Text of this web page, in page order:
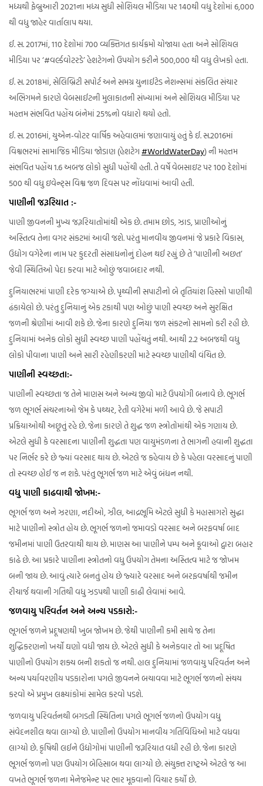
મધ્યથી ફેબ્રુઆરી 2021ના મધ્ય સુધી સોશિયલ મીડિયા પર 140થી વધુ દેશોમાં 6,000
થી વધુ જાહેર વાર્તાલાપ થયા.
ઈ. સ. 2017માં, 110 દેશોમાં 700 વ્યક્તિગત કાર્યક્રમો યોજાયા હતા અને સોશિયલ
મીડિયા પર ‘#વર્લ્ડવોટરડે’ હેશટેગનો ઉપયોગ કરીને 500,000 થી વધુ લેખકો હતા.
ઈ. સ. 2018માં, સેલિબ્રિટી સપોર્ટ અને સમગ્ર યુનાઈટેડ નેશન્સમાં સંકલિત સંચાર
અભિગમને કારણે વેબસાઈટની મુલાકાતની સંખ્યામાં અને સોશિયલ મીડિયા પર
મહત્તમ સંભવિત પહોંચ બંનેમાં 25%નો વધારો થયો હતો.
ઈ. સ. 2016માં, યુએન-વોટર વાર્ષિક અહેવાલમાં જણાવાયું હતું કે ઈ. સ.2016માં
વિશ્વભરમાં સામાજિક મીડિયા જોડાણ (હેશટેગ#WorldWaterDay) ની મહત્તમ
સંભવિત પહોંચ 1.6 અબજ લોકો સુધી પહોંચી હતી. તે વર્ષે વેબસાઇટ પર 100 દેશોમાં
500 થી વધુ ઇવેન્ટ્સ વિશ્વ જળ દિવસ પર નોંધવામાં આવી હતી.
પાણીની જરૂરિયાત :-
પાણી જીવનની મુખ્ય જરૂરિયાતોમાંથી એક છે. તમામ છોડ, ઝાડ, પ્રાણીઓનું
અસ્તિત્વ તેના વગર સંકટમાં આવી જશે. પરંતુ માનવીય જીવનમાં જે પ્રકારે વિકાસ,
ઉદ્યોગ વગેરેના નામ પર કુદરતી સંસાધનોનું દોહન થઈ રહ્યું છે તે ‘પાણીની અછત’
જેવી સ્થિતિઓ પેદા કરવા માટે ઓછું જવાબદાર નથી.
દુનિયાભરમાં પાણી દરેક જગ્યાએ છે. પૃથ્વીની સપાટીનો બે તૃતિયાંશ હિસ્સો પાણીથી
ઢંકાયેલો છે. પરંતુ દુનિયાનું એક ટકાથી પણ ઓછું પાણી સ્વચ્છ અને સુરક્ષિત
જળની શ્રેણીમાં આવી શકે છે. જેના કારણે દુનિયા જળ સંકટનો સામનો કરી રહી છે.
દુનિયામાં અનેક લોકો સુધી સ્વચ્છ પાણી પહોંચતું નથી. આથી 2.2 અબજથી વધુ
લોકો પીવાના પાણી અને સારી રહેણીકરણી માટે સ્વચ્છ પાણીથી વંચિત છે.
પાણીની સ્વચ્છતા:-
પાણીની સ્વચ્છતા જ તેને માણસ અને અન્ય જીવો માટે ઉપયોગી બનાવે છે. ભૂગર્ભ
જળ ભૂગર્ભ સંચરનાઓ જેમ કે પથ્થર, રેતી વગેરેમાં મળી આવે છે. જે સપાટી
પ્રક્રિયાઓથી અછૂતું રહે છે. જેના કારણે તે શુદ્ધ જળ સ્ત્રોતોમાંથી એક ગણાય છે.
એટલે સુધી કે વરસાદના પાણીની શુદ્ધતા પણ વાયુમંડળના તે ભાગની હવાની શુદ્ધતા
પર નિર્ભર કરે છે જ્યાં વરસાદ થાય છે. એટલે જ કહેવાય છે કે પહેલા વરસાદનું પાણી
તો સ્વચ્છ હોઈ જ ન શકે. પરંતુ ભૂગર્ભ જળ માટે એવું બંધન નથી.
વધુ પાણી કાઢવાથી જોખમ:-
ભૂગર્ભ જળ અને ઝરણા, નદીઓ, ઝીલ, આદ્રભૂમિ એટલે સુધી કે મહાસાગરો સુદ્ધા
માટે પાણીનો સ્ત્રોત હોય છે. ભૂગર્ભ જળનો જમાવડો વરસાદ અને બરફવર્ષા બાદ
જમીનમાં પાણી ઉતરવાથી થાય છે. માણસ આ પાણીને પમ્પ અને કૂવાઓ દ્વારા બહાર
કાઢે છે. આ પ્રકારે પાણીના સ્ત્રોતનો વધુ ઉપયોગ તેમના અસ્તિત્વ માટે જ જોખમ
બની જાય છે. આવું ત્યારે બનતું હોય છે જ્યારે વરસાદ અને બરફવર્ષાથી જમીન
રીચાર્જ થવાની ગતિથી વધુ ઝડપથી પાણી કાઢી લેવામાં આવે.
જળવાયુ પરિવર્તન અને અન્ય પડકારો:-
ભૂગર્ભ જળને પ્રદૂષણથી ખુબ જોખમ છે. જેથી પાણીની કમી સાથે જ તેના
શુદ્ધિકરણનો ખર્ચો ઘણો વધી જાય છે. એટલે સુધી કે અનેકવાર તો આ પ્રદૂષિત
પાણીનો ઉપયોગ શક્ય બની શકતો જ નથી. હાલ દુનિયામાં જળવાયુ પરિવર્તન અને
અન્ય પર્યાવરણીય પડકારોના પગલે જીવનને બચાવવા માટે ભૂગર્ભ જળનો સંચય
કરવો એ પ્રમુખ લક્ષ્યાંકોમાં સામેલ કરવો પડશે.
જળવાયુ પરિવર્તનથી બગડતી સ્થિતિના પગલે ભૂગર્ભ જળનો ઉપયોગ વધુ
સંવેદનશીલ થવા લાગ્યો છે. પાણીનો ઉપયોગ માનવીય ગતિવિધિઓ માટે વધવા
લાગ્યો છે. કૃષિથી લઈને ઉદ્યોગોમાં પાણીની જરૂરિયાત વધી રહી છે. જેના કારણે
ભૂગર્ભ જળનો પણ ઉપયોગ બેહિસાબ થવા લાગ્યો છે. સંયુક્ત રાષ્ટ્રએ એટલે જ આ
વખતે ભૂગર્ભ જળના મેનેજમેન્ટ પર ભાર મૂકવાનો વિચાર કર્યો છે.